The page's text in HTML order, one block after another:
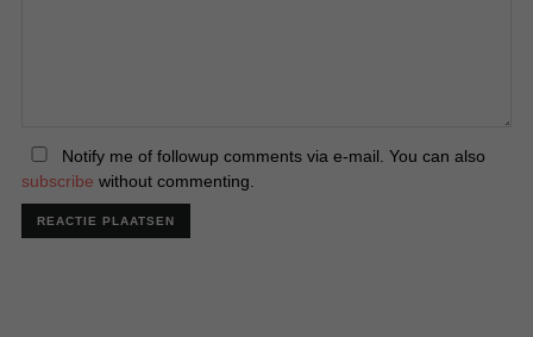
Notify me of followup comments via e-mail. You can also
subscribe without commenting.